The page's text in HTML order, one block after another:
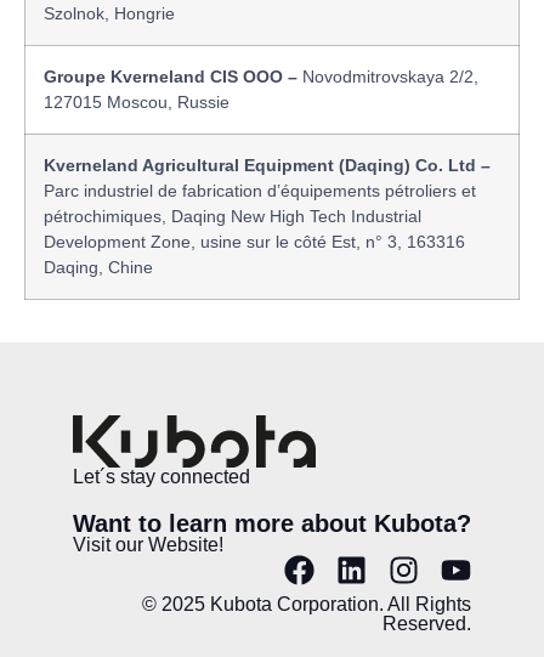
Szolnok, Hongrie
Groupe Kverneland CIS OOO – Novodmitrovskaya 2/2,
127015 Moscou, Russie
Kverneland Agricultural Equipment (Daqing) Co. Ltd –
Parc industriel de fabrication d’équipements pétroliers et
pétrochimiques, Daqing New High Tech Industrial
Development Zone, usine sur le côté Est, n° 3, 163316
Daqing, Chine
Let´s stay connected
Want to learn more about Kubota?
Visit our Website!
© 2025 Kubota Corporation. All Rights
Reserved.